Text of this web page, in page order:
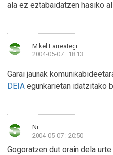
ala ez eztabaidatzen hasiko al
Mikel Larreategi
2004-05-07 : 18:13
Garai jaunak
DEIA egunkarietan idatzitako
Ni
2004-05-07 : 20:50
Gogoratzen dut orain dela